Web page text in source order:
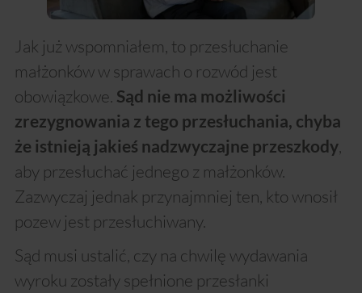
Jak już wspomniałem, to przesłuchanie
małżonków w sprawach o rozwód jest
obowiązkowe. Sąd nie ma możliwości
zrezygnowania z tego przesłuchania, chyba
że istnieją jakieś nadzwyczajne przeszkody,
aby przesłuchać jednego z małżonków.
Zazwyczaj jednak przynajmniej ten, kto wnosił
pozew jest przesłuchiwany.
Sąd musi ustalić, czy na chwilę wydawania
wyroku zostały spełnione przesłanki